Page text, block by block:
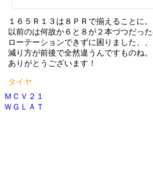
１６５Ｒ１３は８ＰＲで揃えることに。
以前のは何故か６と８が２本づつだった
ローテーションできずに困りました、、
減り方が前後で全然違うんですものね。
ありがとうございます！
タイヤ
投
ＭＣＶ２１
ＷＧＬＡＴ